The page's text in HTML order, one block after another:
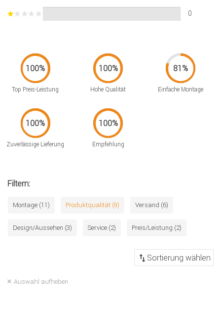
0
Top Preis-Leistung Hohe Qualität Einfache Montage
Zuverlässige Lieferung Empfehlung
Filtern:
Montage (11) Produktqualität (9) Versand (6)
Design/Aussehen (3) Service (2) Preis/Leistung (2)
Auswahl aufheben